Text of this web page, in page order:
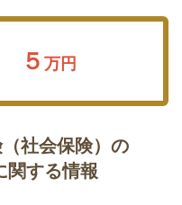
５万円
社会保険）の
関する情報